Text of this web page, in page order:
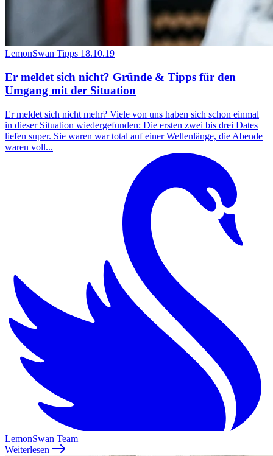
LemonSwan Tipps 18.10.19
Er meldet sich nicht? Gründe & Tipps für den
Umgang mit der Situation
Er meldet sich nicht mehr? Viele von uns haben sich schon einmal
in dieser Situation wiedergefunden: Die ersten zwei bis drei Dates
liefen super. Sie waren war total auf einer Wellenlänge, die Abende
waren voll...
LemonSwan Team
Weiterlesen